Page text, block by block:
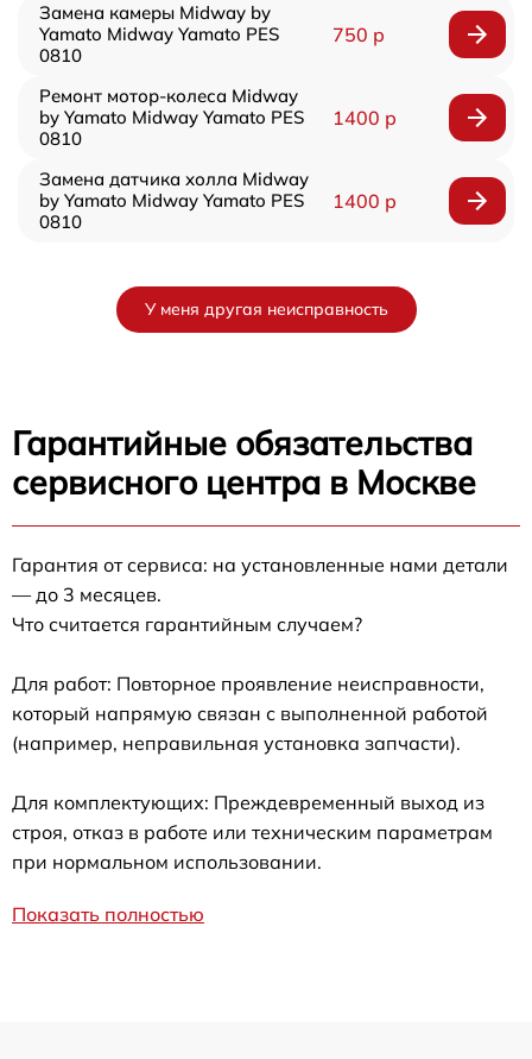
Замена камеры Midway by
Yamato Midway Yamato PES
0810
750 р
Ремонт мотор-колеса Midway
by Yamato Midway Yamato PES
0810
1400 р
Замена датчика холла Midway
by Yamato Midway Yamato PES
0810
1400 р
У меня другая неисправность
Гарантийные обязательства
сервисного центра в Москве
Гарантия от сервиса: на установленные нами детали
— до 3 месяцев.
Что считается гарантийным случаем?
Для работ: Повторное проявление неисправности,
который напрямую связан с выполненной работой
(например, неправильная установка запчасти).
Для комплектующих: Преждевременный выход из
строя, отказ в работе или техническим параметрам
при нормальном использовании.
Показать полностью